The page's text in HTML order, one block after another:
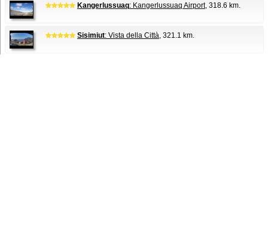
Kangerlussuaq: Kangerlussuaq Airport, 318.6 km.
Sisimiut: Vista della Città, 321.1 km.